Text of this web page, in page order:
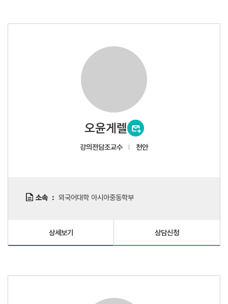
오윤게렐
강의전담조교수 천안
소속 외국어대학 아시아중동학부
상세보기 상담신청